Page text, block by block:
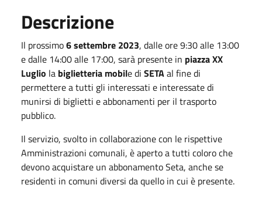
Descrizione
Il prossimo6 settembre 2023, dalle ore 9:30 alle 13:00
e dalle 14:00 alle 17:00, sarà presente in piazza XX
Luglio la biglietteria mobile di SETAal fine di
permettere a tutti gli interessati e interessate di
munirsi di biglietti e abbonamenti per il trasporto
pubblico.
Il servizio, svolto in collaborazione con le rispettive
Amministrazioni comunali, è aperto a tutti coloro che
devono acquistare un abbonamento Seta, anche se
residenti in comuni diversi da quello in cui è presente.